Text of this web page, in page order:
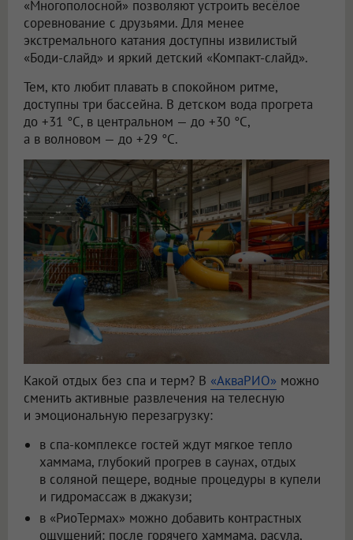
«Многополосной» позволяют устроить весёлое
соревнование с друзьями. Для менее
экстремального катания доступны извилистый
«Боди-слайд» и яркий детский «Компакт-слайд».
Тем, кто любит плавать в спокойном ритме,
доступны три бассейна. В детском вода прогрета
до +31 °C, в центральном — до +30 °C,
а в волновом — до +29 °C.
Какой отдых без спа и терм? В «АкваРИО» можно
сменить активные развлечения на телесную
и эмоциональную перезагрузку:
в спа-комплексе гостей ждут мягкое тепло
хаммама, глубокий прогрев в саунах, отдых
в соляной пещере, водные процедуры в купели
и гидромассаж в джакузи;
в «РиоТермах» можно добавить контрастных
ощущений: после горячего хаммама, расула,